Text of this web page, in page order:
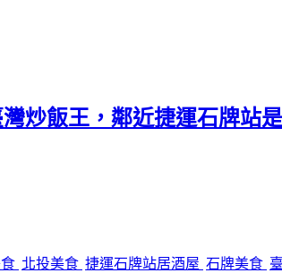
炒飯王，鄰近捷運石牌站
北投美食 捷運石牌站居酒屋 石牌美食